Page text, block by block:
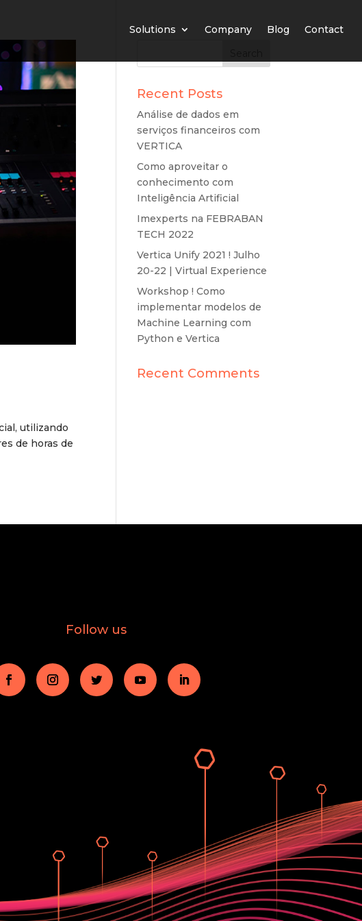
Solutions Company Blog Contact
utilizando
de horas de
Recent Posts
Análise de dados em
serviços financeiros com
VERTICA
Como aproveitar o
conhecimento com
Inteligência Artificial
Imexperts na FEBRABAN
TECH 2022
Vertica Unify 2021 ! Julho
20-22 | Virtual Experience
Workshop ! Como
implementar modelos de
Machine Learning com
Python e Vertica
Recent Comments
Follow us